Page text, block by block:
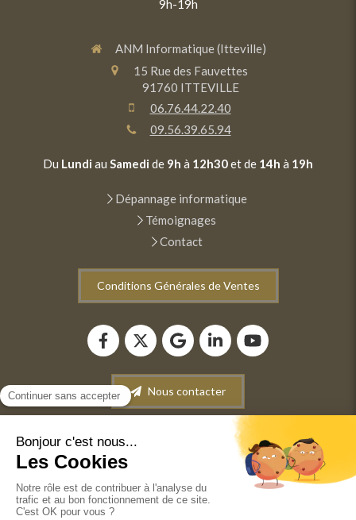
9h-19h
ANM Informatique (Itteville)
15 Rue des Fauvettes
91760 ITTEVILLE
06.76.44.22.40
09.56.39.65.94
Du Lundi au Samedi de 9h à 12h30et de 14h à 19h
Dépannage informatique
Témoignages
Contact
Conditions Générales de Ventes
Nous contacter
Conditions générales de vente
©2022 ANM INFORMATIQUE - Dépannage-Maintenance